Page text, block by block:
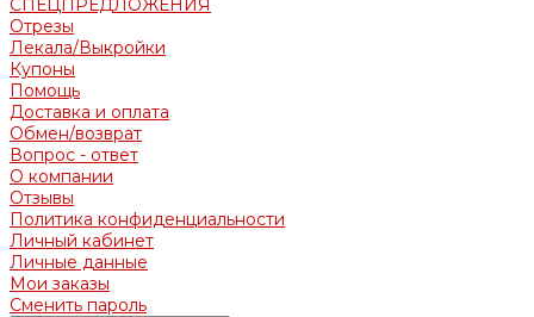
Отрезы
Лекала/Выкройки
Купоны
Помощь
Доставка и оплата
Обмен/возврат
Вопрос - ответ
О компании
Отзывы
Политика конфиденциальности
Личный кабинет
Личные данные
Мои заказы
Сменить пароль